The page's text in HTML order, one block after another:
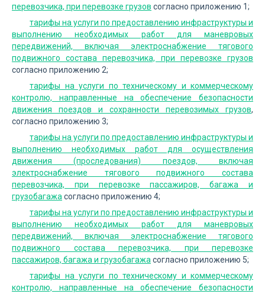
перевозчика, при перевозке грузов согласно приложению 1;
тарифы на услуги по предоставлению инфраструктуры и
выполнению необходимых работ для маневровых
передвижений, включая электроснабжение тягового
подвижного состава перевозчика, при перевозке грузов
согласно приложению 2;
тарифы на услуги по техническому и коммерческому
контролю, направленные на обеспечение безопасности
движения поездов и сохранности перевозимых грузов,
согласно приложению 3;
тарифы на услуги по предоставлению инфраструктуры и
выполнению необходимых работ для осуществления
движения (проследования) поездов, включая
электроснабжение тягового подвижного состава
перевозчика, при перевозке пассажиров, багажа и
грузобагажа согласно приложению 4;
тарифы на услуги по предоставлению инфраструктуры и
выполнению необходимых работ для маневровых
передвижений, включая электроснабжение тягового
подвижного состава перевозчика, при перевозке
пассажиров, багажа и грузобагажа согласно приложению 5;
тарифы на услуги по техническому и коммерческому
контролю, направленные на обеспечение безопасности